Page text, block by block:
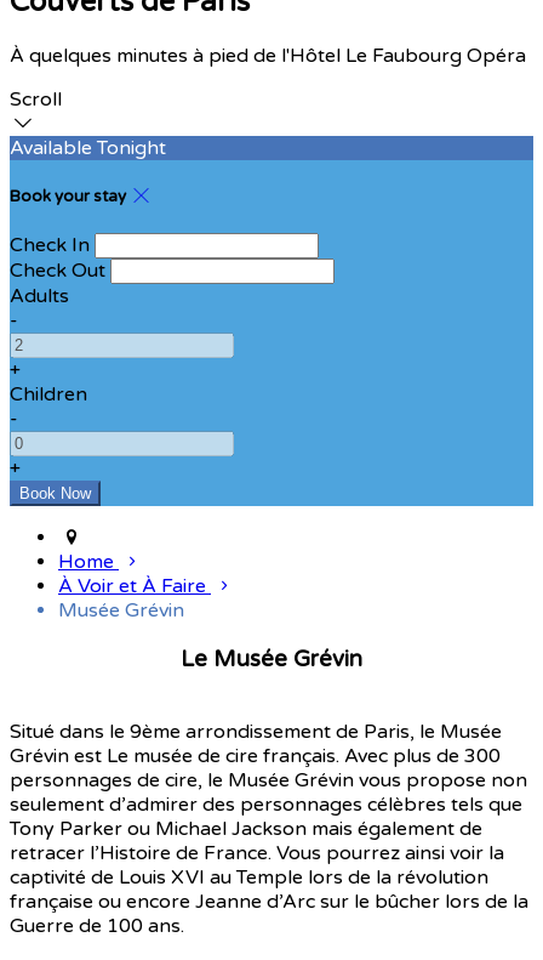
À quelques minutes à pied de l'Hôtel Le Faubourg Opéra
Scroll
Available Tonight
Book your stay
Check In
Check Out
Adults
-
+
Children
-
+
Home
À Voir et À Faire
Musée Grévin
Le Musée Grévin
Situé dans le 9ème arrondissement de Paris, le Musée
Grévin est Le musée de cire français. Avec plus de 300
personnages de cire, le Musée Grévin vous propose non
seulement d’admirer des personnages célèbres tels que
Tony Parker ou Michael Jackson mais également de
retracer l’Histoire de France. Vous pourrez ainsi voir la
captivité de Louis XVI au Temple lors de la révolution
française ou encore Jeanne d’Arc sur le bûcher lors de la
Guerre de 100 ans.